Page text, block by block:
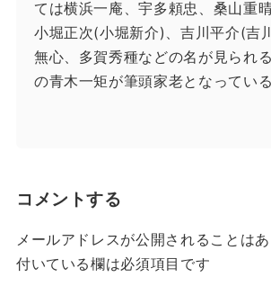
ては横浜一庵、宇多頼忠、桑山重
小堀正次(小堀新介)、吉川平介(吉
無心、多賀秀種などの名が見られ
の青木一矩が筆頭家老となってい
コメントする
メールアドレスが公開されることはあ
付いている欄は必須項目です